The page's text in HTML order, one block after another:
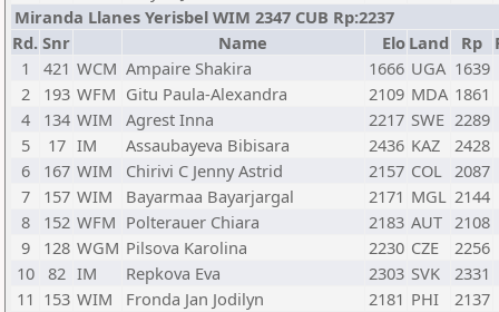
Miranda Llanes Yerisbel WIM 2347 CUB Rp:2237
Rd. Snr Name Elo Land Rp
1
421 WCM Ampaire Shakira 1666 UGA 1639
2
193 WFM Gitu Paula-Alexandra 2109 MDA 1861
4
134 WIM Agrest Inna 2217 SWE 2289
5
17 IM Assaubayeva Bibisara 2436 KAZ
2428
6
167 WIM Chirivi C Jenny Astrid 2157 COL 2087
7
157 WIM Bayarmaa Bayarjargal 2171 MGL 2144
8
152 WFM Polterauer Chiara 2183 AUT 2108
9
128 WGM Pilsova Karolina 2230 CZE
2256
10 82 IM Repkova Eva 2303 SVK
2331
11 153 WIM Fronda Jan Jodilyn 2181 PHI
2137